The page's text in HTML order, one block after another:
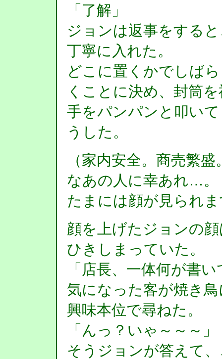
「了解」
ジョンは返事をする
丁寧に入れた。
どこに置くかでしば
くことに決め、封筒
手をパンパンと叩い
うした。
（家内安全。商売繁
なあの人に幸あれ…。
たまには顔が見られ
顔を上げたジョンの
ひきしまっていた。
「店長、一体何が書
気になった客が焼き
興味本位で尋ねた。
「んっ？いゃ～～～」
そうジョンが答えて